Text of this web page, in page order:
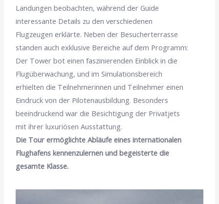
Landungen beobachten, während der Guide
interessante Details zu den verschiedenen
Flugzeugen erklärte. Neben der Besucherterrasse
standen auch exklusive Bereiche auf dem Programm:
Der Tower bot einen faszinierenden Einblick in die
Flugüberwachung, und im Simulationsbereich
erhielten die Teilnehmerinnen und Teilnehmer einen
Eindruck von der Pilotenausbildung. Besonders
beeindruckend war die Besichtigung der Privatjets
mit ihrer luxuriösen Ausstattung.
Die Tour ermöglichte Abläufe eines internationalen
Flughafens kennenzulernen und begeisterte die
gesamte Klasse.